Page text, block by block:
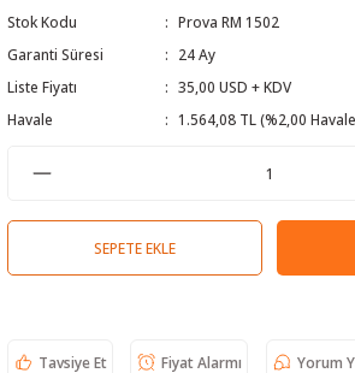
Cihazı
Cihazları
Stok Kodu
Prova RM 1502
Garanti Süresi
24 Ay
Liste Fiyatı
35,00 USD + KDV
Havale
1.564,08 TL (%2,00
SEPETE EKLE
Tavsiye Et Fiyat Alarmı Yorum